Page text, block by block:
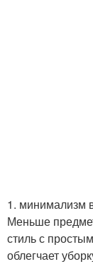
1. минимализм
Меньше
стиль с
облегчает